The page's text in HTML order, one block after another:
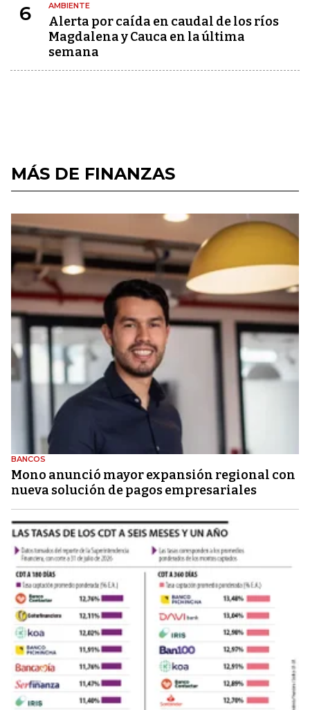
6 AMBIENTE
Alerta por caída en caudal de los ríos
Magdalena y Cauca en la última
semana
MÁS DE FINANZAS
BANCOS
Mono anunció mayor expansión regional con
nueva solución de pagos empresariales